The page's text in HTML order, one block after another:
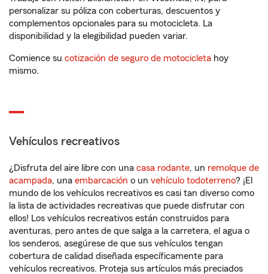
personalizar su póliza con coberturas, descuentos y
complementos opcionales para su motocicleta. La
disponibilidad y la elegibilidad pueden variar.
Comience su cotización de seguro de motocicleta hoy
mismo.
Vehículos recreativos
¿Disfruta del aire libre con una casa rodante, un remolque de
acampada, una embarcación o un vehículo todoterreno? ¡El
mundo de los vehículos recreativos es casi tan diverso como
la lista de actividades recreativas que puede disfrutar con
ellos! Los vehículos recreativos están construidos para
aventuras, pero antes de que salga a la carretera, el agua o
los senderos, asegúrese de que sus vehículos tengan
cobertura de calidad diseñada específicamente para
vehículos recreativos. Proteja sus artículos más preciados